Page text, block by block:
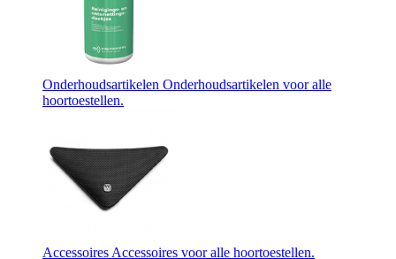
Onderhoudsartikelen Onderhoudsartikelen voor alle
hoortoestellen.
Accessoires Accessoires voor alle hoortoestellen.